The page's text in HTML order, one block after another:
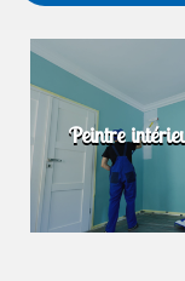
Peintre